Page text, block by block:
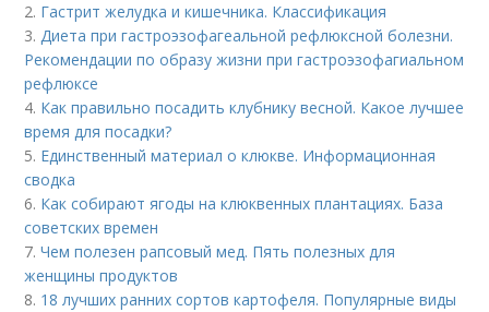
2. Гастрит желудка и кишечника. Классификация
3.Диета при гастроэзофагеальной рефлюксной болезни.
Рекомендации по образу жизни при гастроэзофагиальном
рефлюксе
4. Как правильно посадить клубнику весной. Какое лучшее
время для посадки?
5. Единственный материал о клюкве. Информационная
сводка
6. Как собирают ягоды на клюквенных плантациях. База
советских времен
7.Чем полезен рапсовый мед. Пять полезных для
женщины продуктов
8. 18 лучших ранних сортов картофеля. Популярные виды